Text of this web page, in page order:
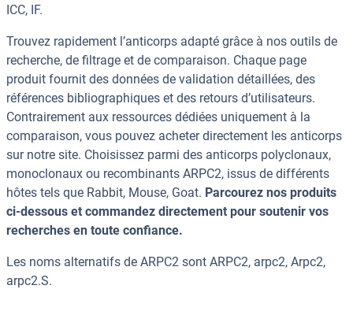
ICC, IF.
Trouvez rapidement l’anticorps adapté grâce à nos outils de
recherche, de filtrage et de comparaison. Chaque page
produit fournit des données de validation détaillées, des
références bibliographiques et des retours d’utilisateurs.
Contrairement aux ressources dédiées uniquement à la
comparaison, vous pouvez acheter directement les anticorps
sur notre site. Choisissez parmi des anticorps polyclonaux,
monoclonaux ou recombinants ARPC2, issus de différents
hôtes tels que Rabbit, Mouse, Goat. Parcourez nos produits
ci-dessous et commandez directement pour soutenir vos
recherches en toute confiance.
Les noms alternatifs de ARPC2 sont ARPC2, arpc2, Arpc2,
arpc2.S.